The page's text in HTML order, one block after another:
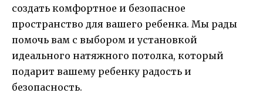
создать комфортное и безопасное
пространство для вашего ребенка. Мы рады
помочь вам с выбором и установкой
идеального натяжного потолка, который
подарит вашему ребенку радость и
безопасность.